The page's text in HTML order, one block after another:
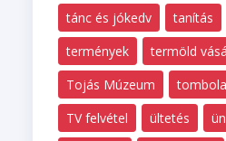
tánc és jókedv
tanítás
termények
termöld
Tojás Múzeum
tombola
TV felvétel
ültetés